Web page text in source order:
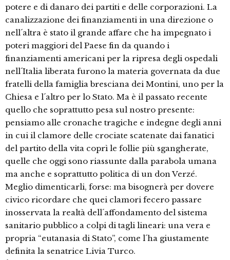
potere e di danaro dei partiti e delle corporazioni. La
canalizzazione dei finanziamenti in una direzione o
nell´altra è stato il grande affare che ha impegnato i
poteri maggiori del Paese fin da quando i
finanziamenti americani per la ripresa degli ospedali
nell´Italia liberata furono la materia governata da due
fratelli della famiglia bresciana dei Montini, uno per la
Chiesa e l´altro per lo Stato. Ma è il passato recente
quello che soprattutto pesa sul nostro presente:
pensiamo alle cronache tragiche e indegne degli anni
in cui il clamore delle crociate scatenate dai fanatici
del partito della vita coprì le follie più sgangherate,
quelle che oggi sono riassunte dalla parabola umana
ma anche e soprattutto politica di un don Verzé.
Meglio dimenticarli, forse: ma bisognerà per dovere
civico ricordare che quei clamori fecero passare
inosservata la realtà dell´affondamento del sistema
sanitario pubblico a colpi di tagli lineari: una vera e
propria “eutanasia di Stato”, come l´ha giustamente
definita la senatrice Livia Turco.